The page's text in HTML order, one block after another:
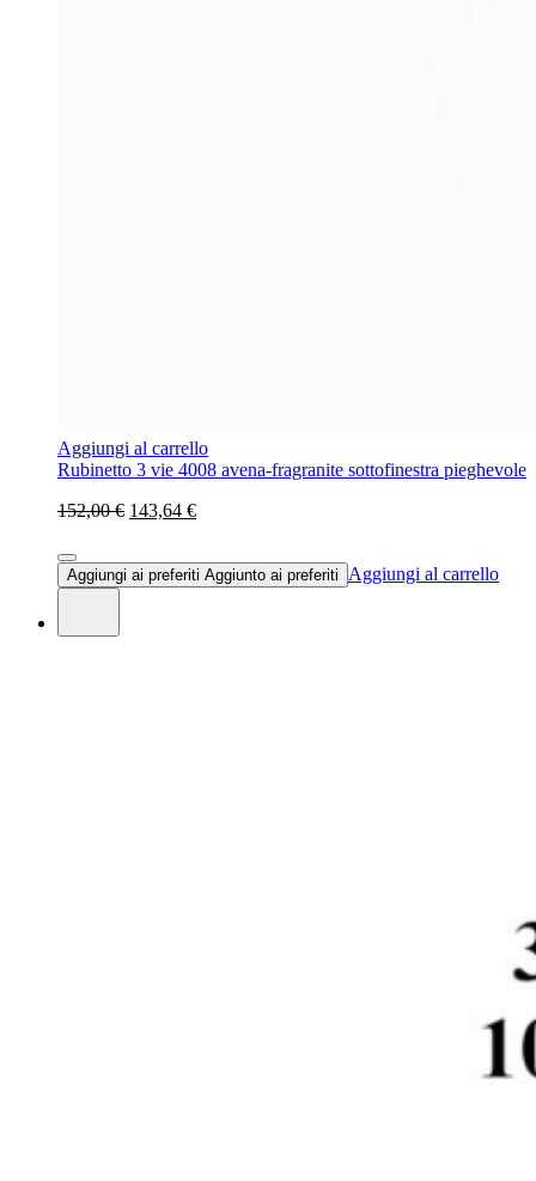
Aggiungi al carrello
Rubinetto 3 vie 4008 avena-fragranite sottofinestra pieghevole
152,00 € 143,64 €
Aggiungi ai preferiti Aggiunto ai preferiti Aggiungi al carrello